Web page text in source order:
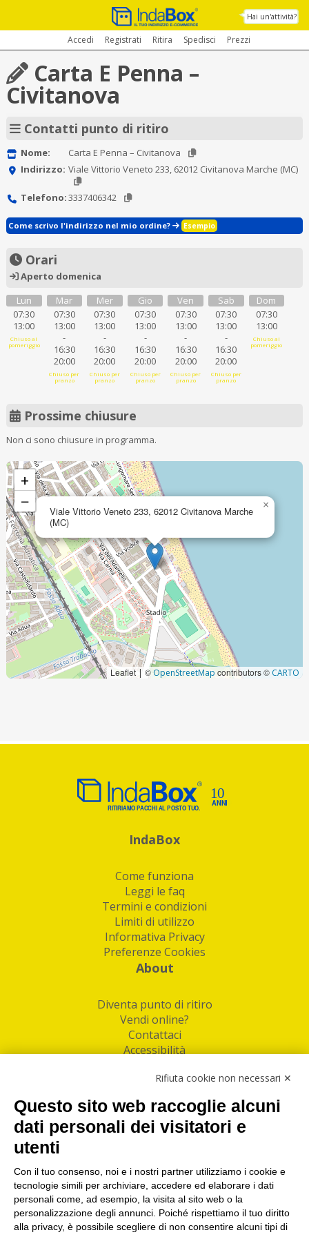
Hai un'attività?
Accedi Registrati Ritira Spedisci Prezzi
Carta E Penna –
Civitanova
Contatti punto di ritiro
Nome:
Carta E Penna – Civitanova
Indirizzo: Viale Vittorio Veneto 233, 62012 Civitanova Marche (MC)
Telefono:3337406342
Come scrivo l'indirizzo nel mio ordine? Esempio
Orari
Aperto domenica
Lun
07:30
13:00
Chiuso al
pomeriggio
Mar
07:30
13:00
-
16:30
20:00
Chiuso per
pranzo
Mer
07:30
13:00
-
16:30
20:00
Chiuso per
pranzo
Gio
07:30
13:00
-
16:30
20:00
Chiuso per
pranzo
Ven
07:30
13:00
-
16:30
20:00
Chiuso per
pranzo
Sab
07:30
13:00
-
16:30
20:00
Chiuso per
pranzo
Dom
07:30
13:00
Chiuso al
pomeriggio
Prossime chiusure
Non ci sono chiusure in programma.
Viale Vittorio Veneto 233, 62012 Civitanova Marche
(MC)
×
+
−
Leaflet | ©OpenStreetMap contributors © CARTO
IndaBox
Come funziona
Leggi le faq
Termini e condizioni
Limiti di utilizzo
Informativa Privacy
Preferenze Cookies
About
Diventa punto di ritiro
Vendi online?
Contattaci
Accessibilità
Facebook
Linkedin
I nostri punti di ritiro e spedizione pacchi nelle
maggiori città italiane
Torino|Milano|Roma|Bologna|Firenze| Genova
Napoli|Varese
Rifiuta cookie non necessari ✕
Questo sito web raccoglie alcuni
dati personali dei visitatori e
utenti
Con il tuo consenso, noi e i nostri partner utilizziamo i cookie e
tecnologie simili per archiviare, accedere ed elaborare i dati
personali come, ad esempio, la visita al sito web o la
personalizzazione degli annunci. Poiché rispettiamo il tuo diritto
alla privacy, è possibile scegliere di non consentire alcuni tipi di